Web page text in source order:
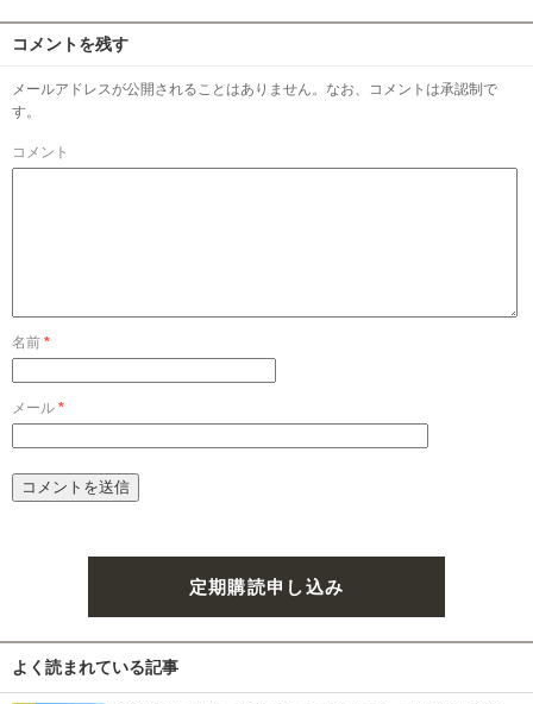
コメントを残す
メールアドレスが公開されることはありません。なお、コメントは承認制で
す。
コメント
名前 *
メール *
定期購読申し込み
よく読まれている記事